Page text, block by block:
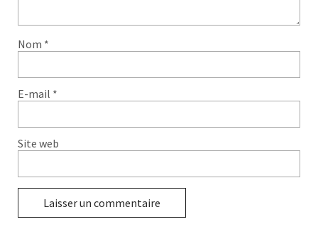
Nom *
E-mail *
Site web